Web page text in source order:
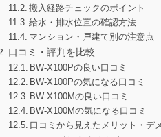
搬入経路チェックのポイント
給水・排水位置の確認方法
マンション・戸建て別の注意点
口コミ・評判を比較
BW-X100Pの良い口コミ
BW-X100Pの気になる口コミ
BW-X100Mの良い口コミ
BW-X100Mの気になる口コミ
口コミから見えたメリット・デ